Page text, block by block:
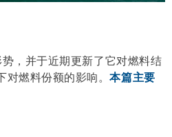
，并于近期更新了它对燃料结
对燃料份额的影响。本篇主要